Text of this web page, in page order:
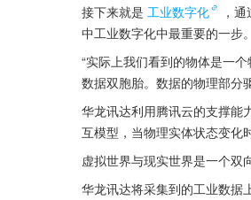
接下来就是 工业数字化 ，通
中工业数字化中最重要的一步。
“实际上我们看到的物体是一
数据双胞胎。数据的物理部分
华龙讯达利用腾讯云的支撑能
互模型，当物理实体状态变化
虚拟世界与现实世界是一个双
华龙讯达将采集到的工业数据